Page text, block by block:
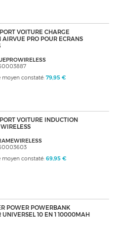
VOITURE CHARGE
AIRVUE PRO POUR ECRANS
moyen constaté: 79,95 €
VOITURE INDUCTION
moyen constaté: 69,95 €
POWER POWERBANK
UNIVERSEL 10 EN 1 10000MAH